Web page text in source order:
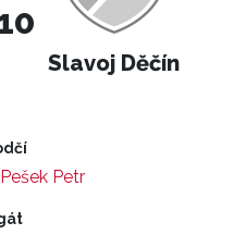
Slavoj Děčín
Pešek Petr